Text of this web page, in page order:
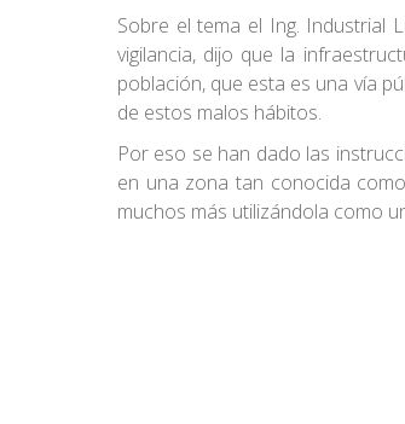
Sobre el tema el Ing. Industrial
vigilancia, dijo que la
población, que esta es una vía
de estos malos hábitos.
Por eso se han dado las
en una zona tan conocida
muchos más utilizándola como